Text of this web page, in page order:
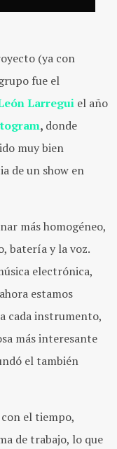
(ya con
fue el
Larregui el año
, donde
muy bien
de un show en
más homogéneo,
batería y la voz.
electrónica,
estamos
cada instrumento,
más interesante
el también
el tiempo,
de trabajo, lo que